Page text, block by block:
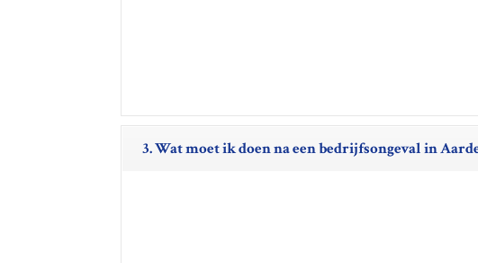
3. Wat moet ik doen na een bedrijfsongeval in